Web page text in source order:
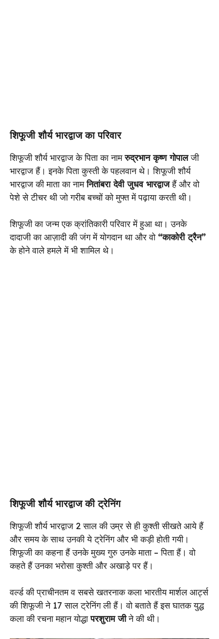
शिफूजी शौर्य भारद्वाज का परिवार
शिफूजी शौर्य भारद्वाज के पिता का नामरुद्रभान कृष्ण गोपालजी
भारद्वाज हैं। इनके पिता कुस्ती के पहलवान थे। शिफूजी शौर्य
भारद्वाज की माता का नामनितांबरा देवी जुधव भारद्वाजहैं और वो
पेशे से टीचर थी जो गरीब बच्चों को मुफ्त में पढ़ाया करती थी।
शिफूजी का जन्म एक क्रांतिकारी परिवार में हुआ था। उनके
दादाजी का आज़ादी की जंग में योगदान था और वो “काकोरी ट्रैन”
के होने वाले हमले में भी शामिल थे।
शिफूजी शौर्य भारद्वाज की ट्रेनिंग
शिफूजी शौर्य भारद्वाज 2 साल की उम्र से ही कुश्ती सीखते आये हैं
और समय के साथ उनकी ये ट्रेनिंग और भी कड़ी होती गयी।
शिफूजी का कहना हैं उनके मुख्य गुरु उनके माता – पिता हैं। वो
कहते हैं उनका भरोसा कुश्ती और अखाड़े पर हैं।
वर्ल्ड की प्राचीनतम व सबसे खतरनाक कला भारतीय मार्शल आर्ट्स
की शिफूजी ने 17 साल ट्रेनिंग ली हैं। वो बताते हैं इस घातक युद्ध
कला की रचना महान योद्धापरशुराम जीने की थी।